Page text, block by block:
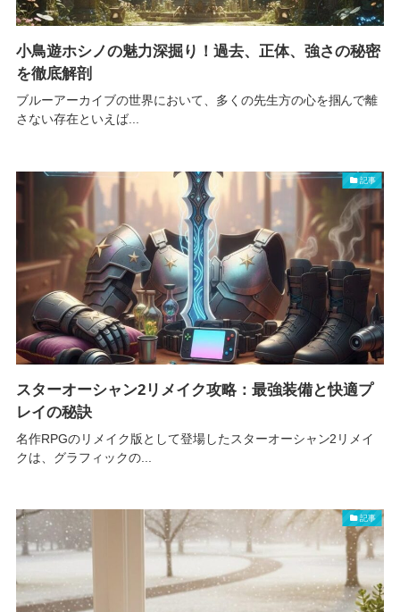
小鳥遊ホシノの魅力深掘り！過去、正体、強さの秘密
を徹底解剖
ブルーアーカイブの世界において、多くの先生方の心を掴んで離
さない存在といえば...
記事
スターオーシャン2リメイク攻略：最強装備と快適プ
レイの秘訣
名作RPGのリメイク版として登場したスターオーシャン2リメイ
クは、グラフィックの...
記事